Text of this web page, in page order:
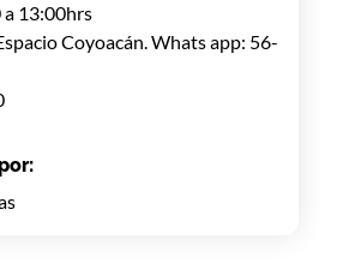
13:00hrs
Coyoacán. Whats app: 56-